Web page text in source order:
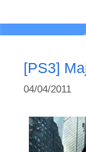
[PS3]
04/04/2011